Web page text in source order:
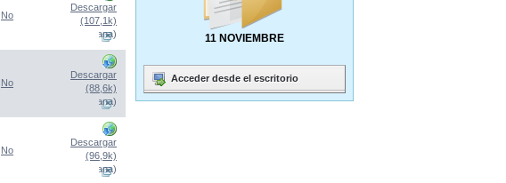
No
Descargar
(107,1k)
(Abre una nueva ventana)
No
Descargar
(88,6k)
(Abre una nueva ventana)
No
Descargar
(96,9k)
(Abre una nueva ventana)
11 NOVIEMBRE
Acceder desde el escritorio